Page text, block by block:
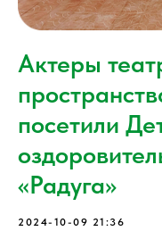
Актеры
посетили
«Радуга»
2024-10-09 21:36